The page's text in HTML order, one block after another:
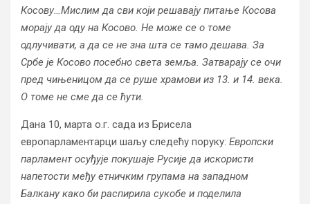
Косову…Мислим да сви који решавају питање Косова
морају да оду на Косово. Не може се о томе
одлучивати, а да се не зна шта се тамо дешава. За
Србе је Косово посебно света земља. Затварају се очи
пред чињеницом да се руше храмови из 13. и 14. века.
О томе не сме да се ћути.
Дана 10, марта о.г. сада из Брисела
европарламентарци шаљу следећу поруку: Европски
парламент осуђује покушаје Русије да искористи
напетости међу етничким групама на западном
Балкану како би распирила сукобе и поделила